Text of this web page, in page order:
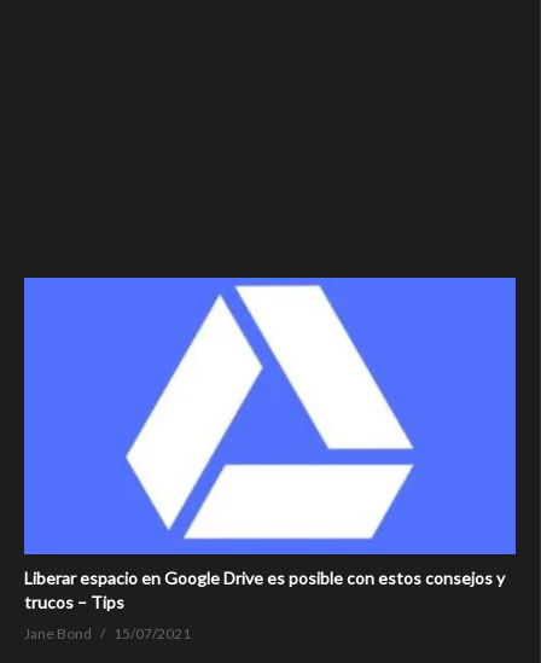
Liberar espacio en Google Drive es posible con estos consejos y
trucos – Tips
Jane Bond 15/07/2021